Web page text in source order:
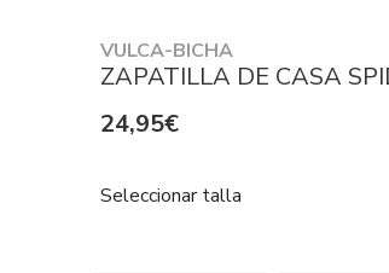
VULCA-BICHA
ZAPATILLA DE CASA
24,95€
Seleccionar talla